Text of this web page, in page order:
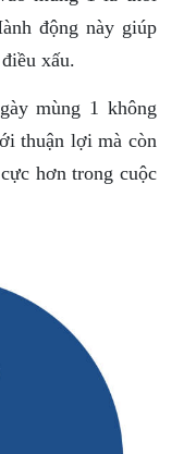
động này giúp
xấu.
mùng 1 không
thuận lợi mà còn
hơn trong cuộc